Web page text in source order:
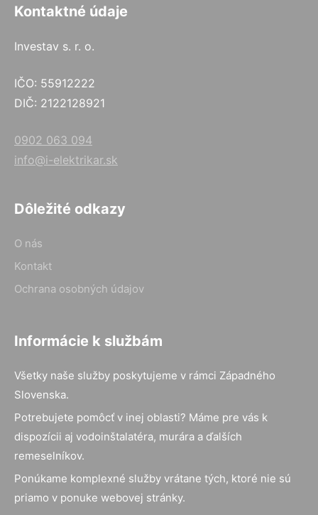
Kontaktné údaje
Investav s. r. o.
IČO: 55912222
DIČ: 2122128921
0902 063 094
info@i-elektrikar.sk
Dôležité odkazy
O nás
Kontakt
Ochrana osobných údajov
Informácie k službám
Všetky naše služby poskytujeme v rámci Západného
Slovenska.
Potrebujete pomôcť v inej oblasti? Máme pre vás k
dispozícii aj vodoinštalatéra, murára a ďalších
remeselníkov.
Ponúkame komplexné služby vrátane tých, ktoré nie sú
priamo v ponuke webovej stránky.